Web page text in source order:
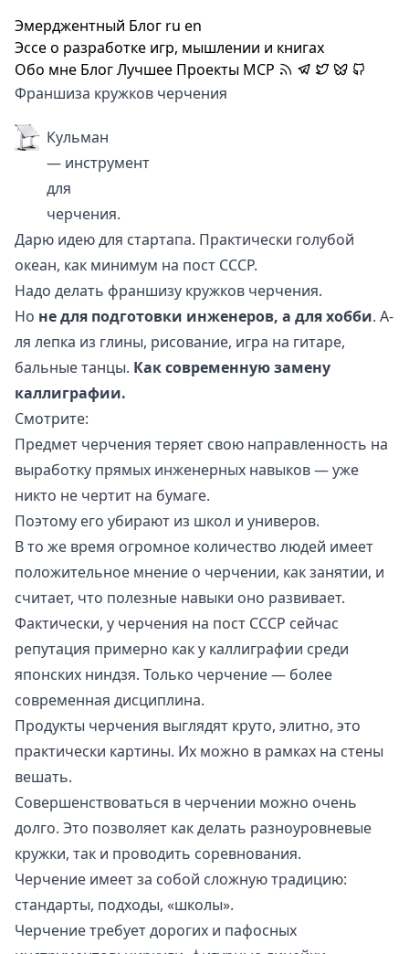
Эмерджентный Блог ru en
Эссе о разработке игр, мышлении и книгах
Обо мне БлогЛучшее Проекты MCP
Франшиза кружков черчения
Кульман
— инструмент
для
черчения.
Дарю идею для стартапа. Практически голубой
океан, как минимум на пост СССР.
Надо делать франшизу кружков черчения.
Но не для подготовки инженеров, а для хобби. А-
ля лепка из глины, рисование, игра на гитаре,
бальные танцы. Как современную замену
каллиграфии.
Смотрите:
Предмет черчения теряет свою направленность на
выработку прямых инженерных навыков — уже
никто не чертит на бумаге.
Поэтому его убирают из школ и универов.
В то же время огромное количество людей имеет
положительное мнение о черчении, как занятии, и
считает, что полезные навыки оно развивает.
Фактически, у черчения на пост СССР сейчас
репутация примерно как у каллиграфии среди
японских ниндзя. Только черчение — более
современная дисциплина.
Продукты черчения выглядят круто, элитно, это
практически картины. Их можно в рамках на стены
вешать.
Совершенствоваться в черчении можно очень
долго. Это позволяет как делать разноуровневые
кружки, так и проводить соревнования.
Черчение имеет за собой сложную традицию:
стандарты, подходы, «школы».
Черчение требует дорогих и пафосных